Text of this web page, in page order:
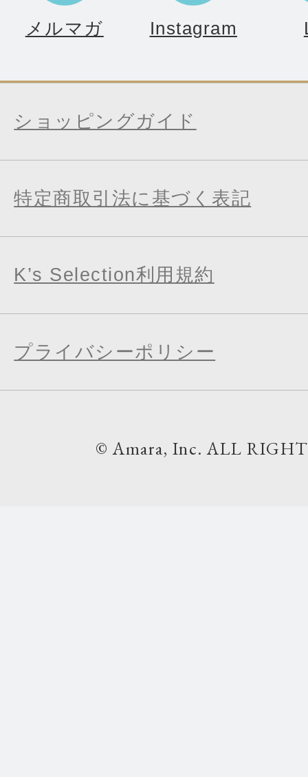
メルマガ Instagram
ショッピングガイド
特定商取引法に基づく表記
K’s Selection利用規約
プライバシーポリシー
© Amara, Inc. ALL